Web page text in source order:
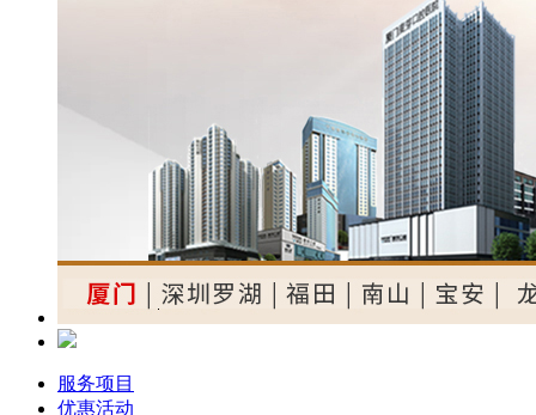
服务项目
优惠活动